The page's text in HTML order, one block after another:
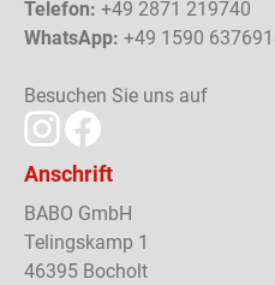
Telefon: +49 2871 219740
WhatsApp: +49 1590
Besuchen Sie uns auf
Anschrift
BABO GmbH
Telingskamp 1
46395 Bocholt